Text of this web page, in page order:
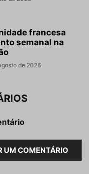
francesa
semanal na
de 2026
UM COMENTÁRIO